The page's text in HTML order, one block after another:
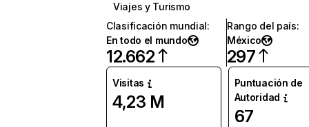
Viajes y Turismo
Clasificación mundial:
En todo el mundo
12.662
Rango del país:
México
297
Visitas
4,23 M
Puntuación de
Autoridad
67